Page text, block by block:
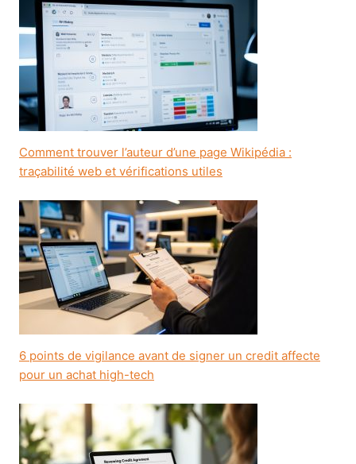
Comment trouver l’auteur d’une page Wikipédia :
traçabilité web et vérifications utiles
6 points de vigilance avant de signer un credit affecte
pour un achat high-tech